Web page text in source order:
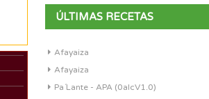
ÚLTIMAS RECETAS
Afayaiza
Afayaiza
Pa´Lante - APA (0alcV1.0)